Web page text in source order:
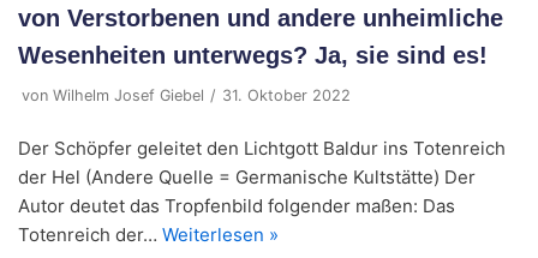
von Verstorbenen und andere unheimliche
Wesenheiten unterwegs? Ja, sie sind es!
von Wilhelm Josef Giebel 31. Oktober 2022
Der Schöpfer geleitet den Lichtgott Baldur ins Totenreich
der Hel (Andere Quelle = Germanische Kultstätte) Der
Autor deutet das Tropfenbild folgender maßen: Das
Totenreich der… Weiterlesen »